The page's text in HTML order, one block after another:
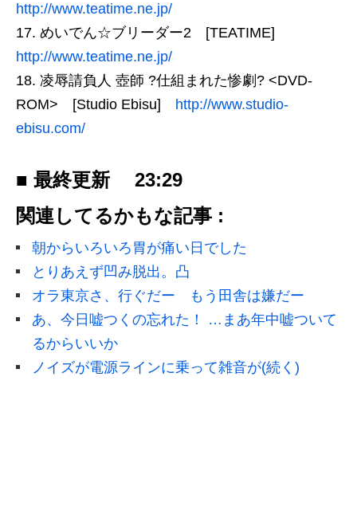
http://www.teatime.ne.jp/
めいでん☆ブリーダー2 [TEATIME]
http://www.teatime.ne.jp/
凌辱請負人 壺師 ?仕組まれた惨劇? <DVD-
ROM> [Studio Ebisu] http://www.studio-
ebisu.com/
■ 最終更新 23:29
関連してるかもな記事 :
朝からいろいろ胃が痛い日でした
とりあえず凹み脱出。凸
オラ東京さ、行ぐだー もう田舎は嫌だー
あ、今日嘘つくの忘れた！ …まあ年中嘘ついて
るからいいか
ノイズが電源ラインに乗って雑音が(続く)